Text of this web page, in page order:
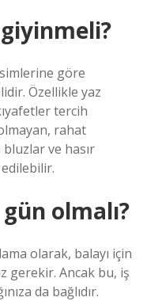
giyinmeli?
göre
Özellikle yaz
tercih
rahat
ve hasır
olmalı?
olarak, balayı için
gerekir. Ancak bu, iş
da bağlıdır.